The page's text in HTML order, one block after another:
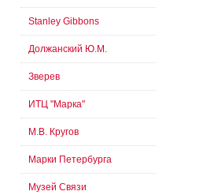
Stanley Gibbons
Должанский Ю.М.
Зверев
ИТЦ "Марка"
М.В. Кругов
Марки Петербурга
Музей Связи